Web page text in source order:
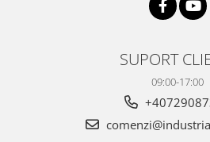
SUPORT
09:00-17:00